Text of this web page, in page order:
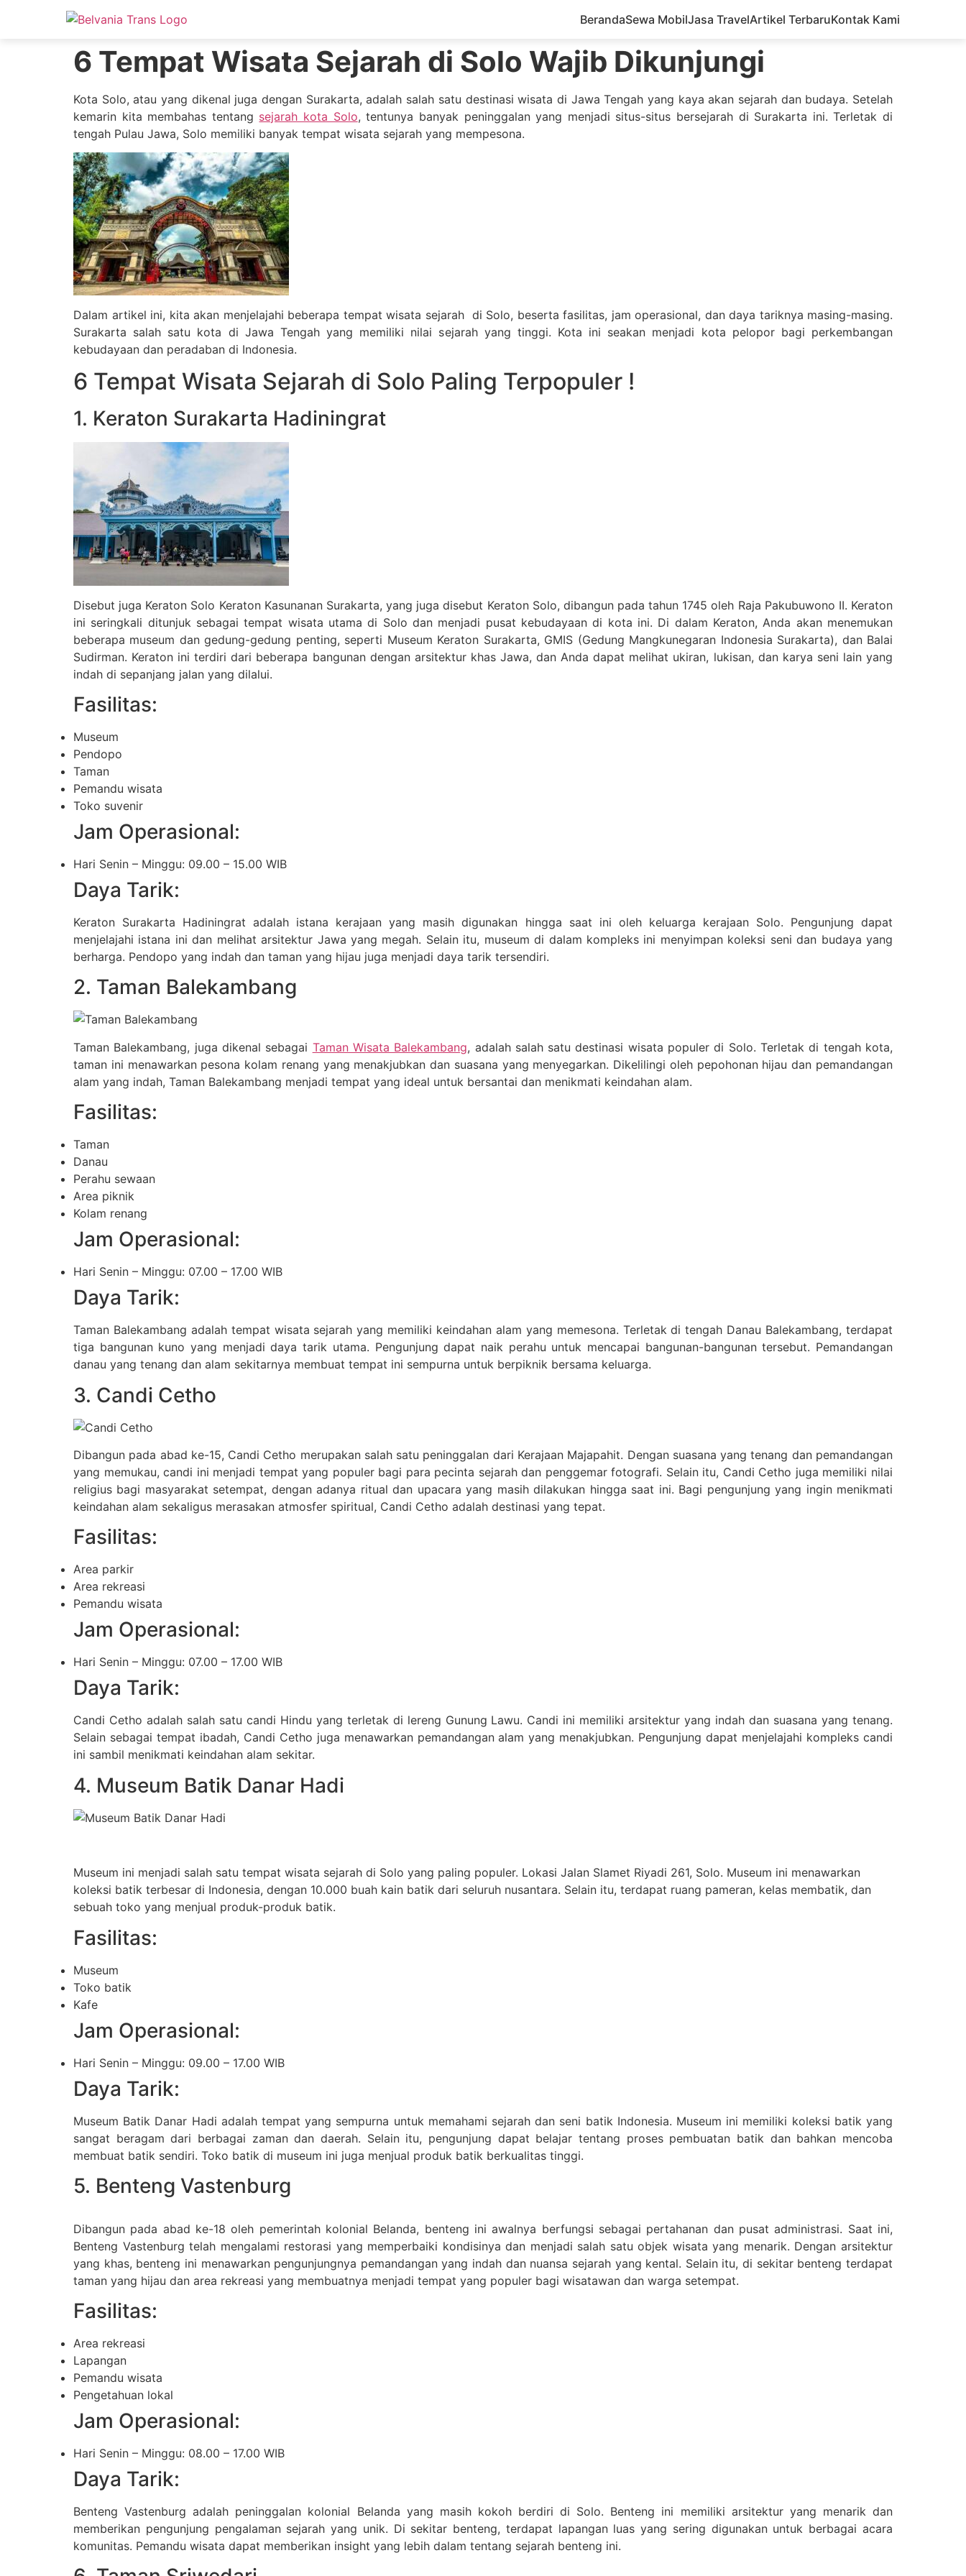
BerandaSewa MobilJasa TravelArtikel TerbaruKontak Kami
6 Tempat Wisata Sejarah di Solo Wajib Dikunjungi
Kota Solo, atau yang dikenal juga dengan Surakarta, adalah salah satu destinasi wisata di Jawa Tengah yang kaya akan sejarah dan budaya. Setelah
kemarin kita membahas tentang sejarah kota Solo, tentunya banyak peninggalan yang menjadi situs-situs bersejarah di Surakarta ini. Terletak di
tengah Pulau Jawa, Solo memiliki banyak tempat wisata sejarah yang mempesona.
Dalam artikel ini, kita akan menjelajahi beberapa tempat wisata sejarah di Solo, beserta fasilitas, jam operasional, dan daya tariknya masing-masing.
Surakarta salah satu kota di Jawa Tengah yang memiliki nilai sejarah yang tinggi. Kota ini seakan menjadi kota pelopor bagi perkembangan
kebudayaan dan peradaban di Indonesia.
6 Tempat Wisata Sejarah di Solo Paling Terpopuler !
1. Keraton Surakarta Hadiningrat
Disebut juga Keraton Solo Keraton Kasunanan Surakarta, yang juga disebut Keraton Solo, dibangun pada tahun 1745 oleh Raja Pakubuwono II. Keraton
ini seringkali ditunjuk sebagai tempat wisata utama di Solo dan menjadi pusat kebudayaan di kota ini. Di dalam Keraton, Anda akan menemukan
beberapa museum dan gedung-gedung penting, seperti Museum Keraton Surakarta, GMIS (Gedung Mangkunegaran Indonesia Surakarta), dan Balai
Sudirman. Keraton ini terdiri dari beberapa bangunan dengan arsitektur khas Jawa, dan Anda dapat melihat ukiran, lukisan, dan karya seni lain yang
indah di sepanjang jalan yang dilalui.
Fasilitas:
Museum
Pendopo
Taman
Pemandu wisata
Toko suvenir
Jam Operasional:
Hari Senin – Minggu: 09.00 – 15.00 WIB
Daya Tarik:
Keraton Surakarta Hadiningrat adalah istana kerajaan yang masih digunakan hingga saat ini oleh keluarga kerajaan Solo. Pengunjung dapat
menjelajahi istana ini dan melihat arsitektur Jawa yang megah. Selain itu, museum di dalam kompleks ini menyimpan koleksi seni dan budaya yang
berharga. Pendopo yang indah dan taman yang hijau juga menjadi daya tarik tersendiri.
2. Taman Balekambang
Taman Balekambang, juga dikenal sebagai Taman Wisata Balekambang, adalah salah satu destinasi wisata populer di Solo. Terletak di tengah kota,
taman ini menawarkan pesona kolam renang yang menakjubkan dan suasana yang menyegarkan. Dikelilingi oleh pepohonan hijau dan pemandangan
alam yang indah, Taman Balekambang menjadi tempat yang ideal untuk bersantai dan menikmati keindahan alam.
Fasilitas:
Taman
Danau
Perahu sewaan
Area piknik
Kolam renang
Jam Operasional:
Hari Senin – Minggu: 07.00 – 17.00 WIB
Daya Tarik:
Taman Balekambang adalah tempat wisata sejarah yang memiliki keindahan alam yang memesona. Terletak di tengah Danau Balekambang, terdapat
tiga bangunan kuno yang menjadi daya tarik utama. Pengunjung dapat naik perahu untuk mencapai bangunan-bangunan tersebut. Pemandangan
danau yang tenang dan alam sekitarnya membuat tempat ini sempurna untuk berpiknik bersama keluarga.
3. Candi Cetho
Dibangun pada abad ke-15, Candi Cetho merupakan salah satu peninggalan dari Kerajaan Majapahit. Dengan suasana yang tenang dan pemandangan
yang memukau, candi ini menjadi tempat yang populer bagi para pecinta sejarah dan penggemar fotografi. Selain itu, Candi Cetho juga memiliki nilai
religius bagi masyarakat setempat, dengan adanya ritual dan upacara yang masih dilakukan hingga saat ini. Bagi pengunjung yang ingin menikmati
keindahan alam sekaligus merasakan atmosfer spiritual, Candi Cetho adalah destinasi yang tepat.
Fasilitas:
Area parkir
Area rekreasi
Pemandu wisata
Jam Operasional:
Hari Senin – Minggu: 07.00 – 17.00 WIB
Daya Tarik:
Candi Cetho adalah salah satu candi Hindu yang terletak di lereng Gunung Lawu. Candi ini memiliki arsitektur yang indah dan suasana yang tenang.
Selain sebagai tempat ibadah, Candi Cetho juga menawarkan pemandangan alam yang menakjubkan. Pengunjung dapat menjelajahi kompleks candi
ini sambil menikmati keindahan alam sekitar.
4. Museum Batik Danar Hadi
Museum ini menjadi salah satu tempat wisata sejarah di Solo yang paling populer. Lokasi Jalan Slamet Riyadi 261, Solo. Museum ini menawarkan
koleksi batik terbesar di Indonesia, dengan 10.000 buah kain batik dari seluruh nusantara. Selain itu, terdapat ruang pameran, kelas membatik, dan
sebuah toko yang menjual produk-produk batik.
Fasilitas:
Museum
Toko batik
Kafe
Jam Operasional:
Hari Senin – Minggu: 09.00 – 17.00 WIB
Daya Tarik:
Museum Batik Danar Hadi adalah tempat yang sempurna untuk memahami sejarah dan seni batik Indonesia. Museum ini memiliki koleksi batik yang
sangat beragam dari berbagai zaman dan daerah. Selain itu, pengunjung dapat belajar tentang proses pembuatan batik dan bahkan mencoba
membuat batik sendiri. Toko batik di museum ini juga menjual produk batik berkualitas tinggi.
5. Benteng Vastenburg
Dibangun pada abad ke-18 oleh pemerintah kolonial Belanda, benteng ini awalnya berfungsi sebagai pertahanan dan pusat administrasi. Saat ini,
Benteng Vastenburg telah mengalami restorasi yang memperbaiki kondisinya dan menjadi salah satu objek wisata yang menarik. Dengan arsitektur
yang khas, benteng ini menawarkan pengunjungnya pemandangan yang indah dan nuansa sejarah yang kental. Selain itu, di sekitar benteng terdapat
taman yang hijau dan area rekreasi yang membuatnya menjadi tempat yang populer bagi wisatawan dan warga setempat.
Fasilitas:
Area rekreasi
Lapangan
Pemandu wisata
Pengetahuan lokal
Jam Operasional:
Hari Senin – Minggu: 08.00 – 17.00 WIB
Daya Tarik:
Benteng Vastenburg adalah peninggalan kolonial Belanda yang masih kokoh berdiri di Solo. Benteng ini memiliki arsitektur yang menarik dan
memberikan pengunjung pengalaman sejarah yang unik. Di sekitar benteng, terdapat lapangan luas yang sering digunakan untuk berbagai acara
komunitas. Pemandu wisata dapat memberikan insight yang lebih dalam tentang sejarah benteng ini.